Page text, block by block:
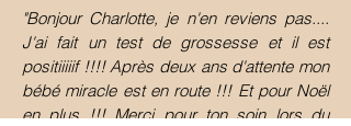
"Bonjour Charlotte, je n'en reviens pas....
J'ai fait un test de grossesse et il est
positiiiiif !!!! Après deux ans d'attente mon
bébé miracle est en route !!! Et pour Noël
en plus !!! Merci pour ton soin lors du